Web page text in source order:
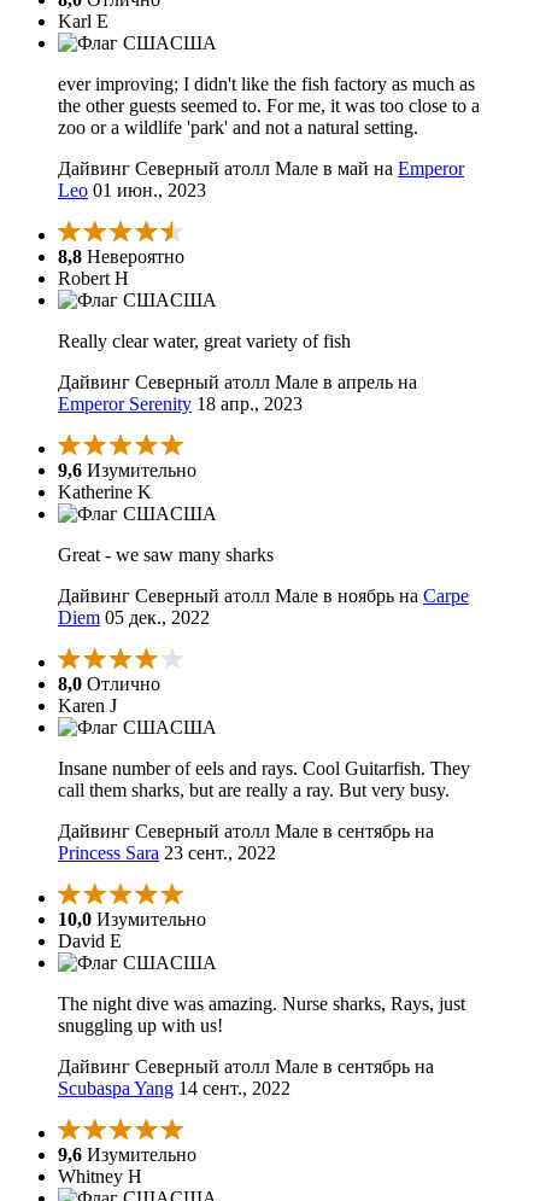
Karl E
США
ever improving; I didn't like the fish factory as much as
the other guests seemed to. For me, it was too close to a
zoo or a wildlife 'park' and not a natural setting.
Дайвинг Северный атолл Мале в май на Emperor
Leo 01 июн., 2023
8,8 Невероятно
Robert H
США
Really clear water, great variety of fish
Дайвинг Северный атолл Мале в апрель на
Emperor Serenity 18 апр., 2023
9,6 Изумительно
Katherine K
США
Great - we saw many sharks
Дайвинг Северный атолл Мале в ноябрь на Carpe
Diem 05 дек., 2022
8,0 Отлично
Karen J
США
Insane number of eels and rays. Cool Guitarfish. They
call them sharks, but are really a ray. But very busy.
Дайвинг Северный атолл Мале в сентябрь на
Princess Sara 23 сент., 2022
10,0 Изумительно
David E
США
The night dive was amazing. Nurse sharks, Rays, just
snuggling up with us!
Дайвинг Северный атолл Мале в сентябрь на
Scubaspa Yang 14 сент., 2022
9,6 Изумительно
Whitney H